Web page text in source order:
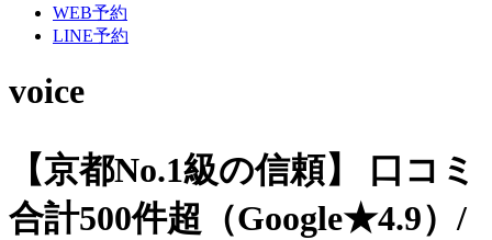
WEB予約
LINE予約
voice
【京都No.1級の信頼】
口コミ
合計500件超（Google★4.9）/